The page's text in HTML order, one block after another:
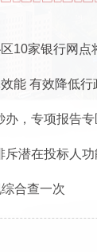
10家银行网
能 有效降低行
，专项报告专
潜在投标人功
合查一次